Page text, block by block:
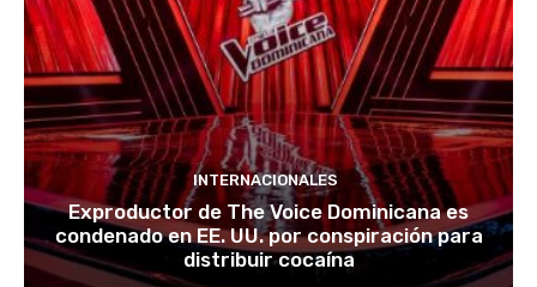
INTERNACIONALES
Exproductor de The Voice Dominicana es
condenado en EE. UU. por conspiración para
distribuir cocaína